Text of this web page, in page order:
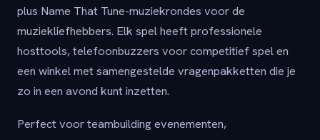
plus Name That Tune-muziekrondes voor de
muziekliefhebbers. Elk spel heeft professionele
hosttools, telefoonbuzzers voor competitief spel en
een winkel met samengestelde vragenpakketten die je
zo in een avond kunt inzetten.
Perfect voor teambuilding evenementen,